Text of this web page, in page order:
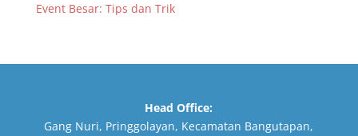
Event Besar: Tips dan Trik
Head Office:
Gang Nuri, Pringgolayan, Kecamatan Bangutapan,